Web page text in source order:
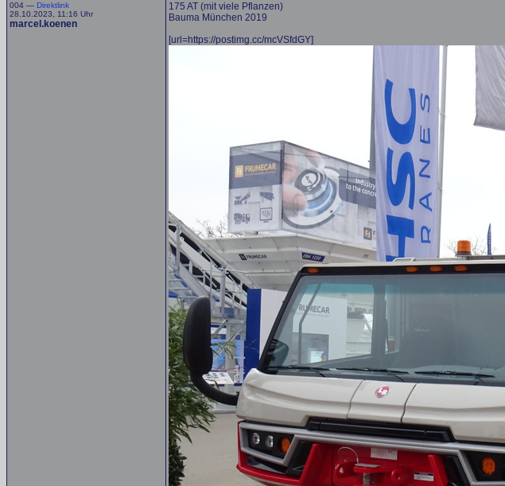
004 — Direktlink
28.10.2023, 11:16 Uhr
marcel.koenen
175 AT (mit viele Pflanzen)
Bauma München 2019
[url=https://postimg.cc/mcVSfdGY]